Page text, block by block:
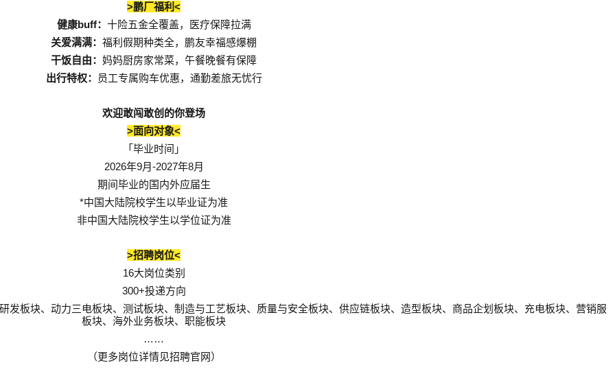
>鹏厂福利 <
健康buff： 十险五金全覆盖，医疗保障拉满
关爱满满： 福利假期种类全，鹏友幸福感爆棚
干饭自由： 妈妈厨房家常菜，午餐晚餐有保障
出行特权：
员工专属购车优惠，通勤差旅无忧行
欢迎敢闯敢创的你登场
>面向对象<
「毕业时间」
2026年9月-2027年8月
期间毕业的国内外应届生
*中国大陆院校学生以毕业证为准
非中国大陆院校学生以学位证为准
>招聘岗位<
16大岗位类别
300+投递方向
发板块、动力三电板块、测试板块、制造与工艺板块、质量与安全板块、供应链板块、造型板块、商品企划板块、充电板块、营销服
板块、海外业务板块、职能板块
……
（更多岗位详情见招聘官网）